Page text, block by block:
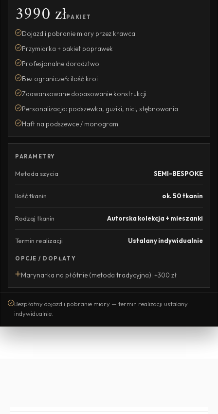
3990 złPAKIET
Dojazd i pobranie miary przez krawca
Przymiarka + pakiet poprawek
Profesjonalne doradztwo
Bez ograniczeń: ilość kroi
Zaawansowane dopasowanie konstrukcji
Personalizacja: podszewka, guziki, nici, stębnowania
Haft na podszewce / monogram
PARAMETRY
Metoda szycia SEMI-BESPOKE
Ilość tkanin ok. 50 tkanin
Rodzaj tkanin Autorska kolekcja + mieszanki
Termin realizacji Ustalany indywidualnie
OPCJE / DOPŁATY
Marynarka na płótnie (metoda tradycyjna): +300 zł
Bezpłatny dojazd i pobranie miary — termin realizacji ustalany
indywidualnie.